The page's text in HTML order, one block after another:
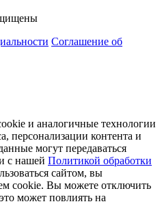
Соглашение об
и аналогичные технологии
персонализации контента и
могут передаваться
с нашей Политикой обработки
сайтом, вы
cookie. Вы можете отключить
может повлиять на